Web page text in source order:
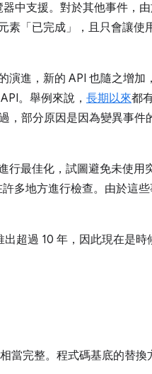
器中支援。對於其他事件，
素「已完成」，且只會讓
進，新的 API 也隨之增
。舉例來說， 長期以來都
，部分原因是因為變異事
行最佳化，試圖避免未使
多地方進行檢查。由於這
超過 10 年，因此現在是時
當完整。程式碼基底的替